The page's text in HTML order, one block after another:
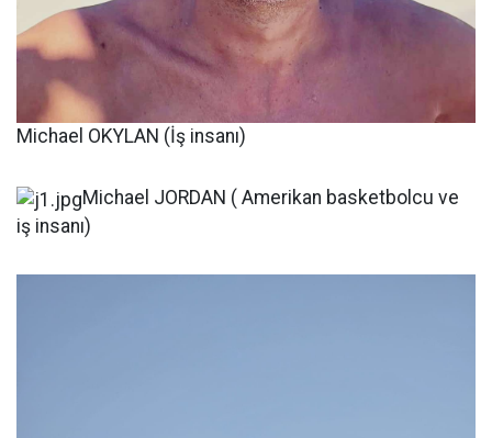
Michael OKYLAN (İş insanı)
Michael JORDAN ( Amerikan basketbolcu ve
iş insanı)